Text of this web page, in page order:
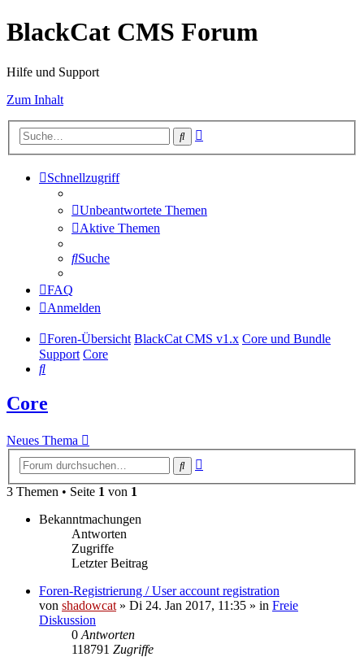
BlackCat CMS Forum
Hilfe und Support
Zum Inhalt
Suche
Schnellzugriff
Unbeantwortete Themen
Aktive Themen
Suche
FAQ
Anmelden
Foren-Übersicht BlackCat CMS v1.x Core und Bundle
Support Core
Suche
Core
Neues Thema
Suche
3 Themen • Seite 1 von 1
Bekanntmachungen
Antworten
Zugriffe
Letzter Beitrag
Foren-Registrierung / User account registration
von shadowcat » Di 24. Jan 2017, 11:35 » in Freie
Diskussion
0 Antworten
118791 Zugriffe